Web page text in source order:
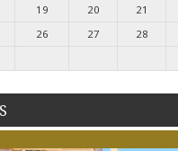
19 20 21
26 27 28